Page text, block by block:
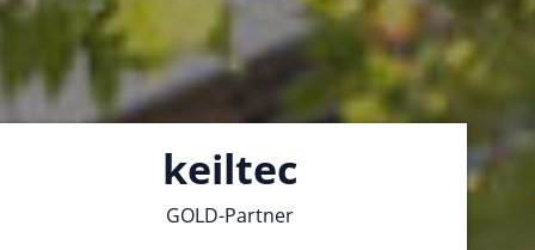
keiltec
GOLD-Partner